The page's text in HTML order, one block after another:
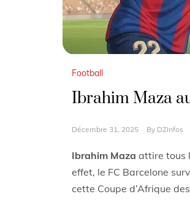
Football
Ibrahim Maza
Décembre 31, 2025 By DZinfos
Ibrahim Maza attire tous
effet, le FC Barcelone
cette Coupe d’Afrique